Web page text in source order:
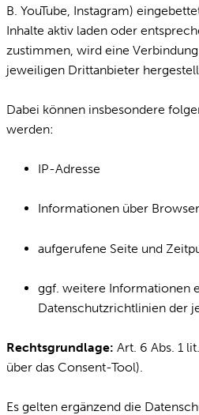
B. YouTube, Instagram)
Inhalte aktiv laden oder
zustimmen, wird eine
jeweiligen Drittanbieter
Dabei können insbesondere
werden:
IP-Adresse
Informationen über
aufgerufene Seite und
ggf. weitere Informationen
Datenschutzrichtlinien der
Rechtsgrundlage: Art. 6 Abs. 1
über das Consent-Tool).
Es gelten ergänzend die